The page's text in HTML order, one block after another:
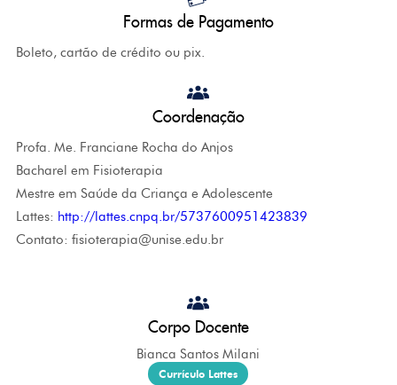
Formas de Pagamento
Boleto, cartão de crédito ou pix.
Coordenação
Profa. Me. Franciane Rocha do Anjos
Bacharel em Fisioterapia
Mestre em Saúde da Criança e Adolescente
Lattes: http://lattes.cnpq.br/5737600951423839
Contato: fisioterapia@unise.edu.br
Corpo Docente
Bianca Santos Milani
Currículo Lattes